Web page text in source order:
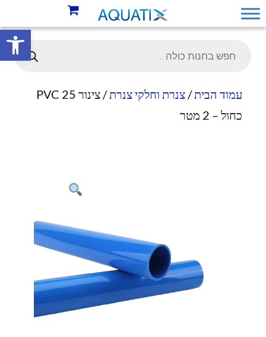
פתח
עמוד הבית/צנרת וחלקי צנרת
/ צינור 25 PVC
כחול – 2 מטר